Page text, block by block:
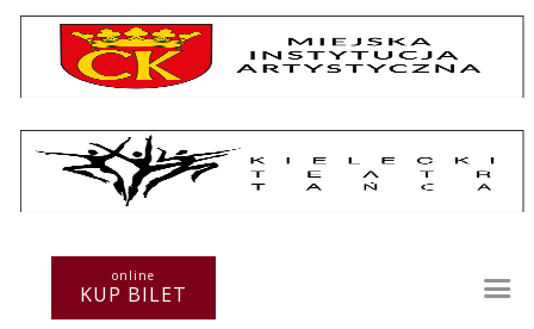
online
KUP BILET
Repertuar
Teatr / Zespół
Przestrzenie Sztuki